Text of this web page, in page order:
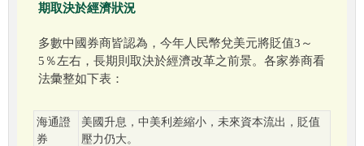
期取決於經濟狀況
多數中國券商皆認為，今年人民幣兌美元將貶值3～
5％左右，長期則取決於經濟改革之前景。各家券商看
法彙整如下表：
海通證
券
美國升息，中美利差縮小，未來資本流出，貶值
壓力仍大。